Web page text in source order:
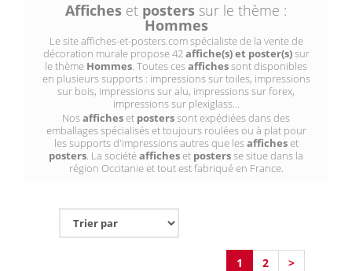
Affiches et posters sur le thème :
Hommes
Le site affiches-et-posters.com spécialiste de la vente de
décoration murale propose 42affiche(s) et poster(s)sur
le thème Hommes. Toutes cesaffichessont disponibles
en plusieurs supports : impressions sur toiles, impressions
sur bois, impressions sur alu, impressions sur forex,
impressions sur plexiglass...
Nosafficheset posterssont expédiées dans des
emballages spécialisés et toujours roulées ou à plat pour
les supports d'impressions autres que lesafficheset
posters. La sociétéafficheset postersse situe dans la
région Occitanie et tout est fabriqué en France.
1 2 >